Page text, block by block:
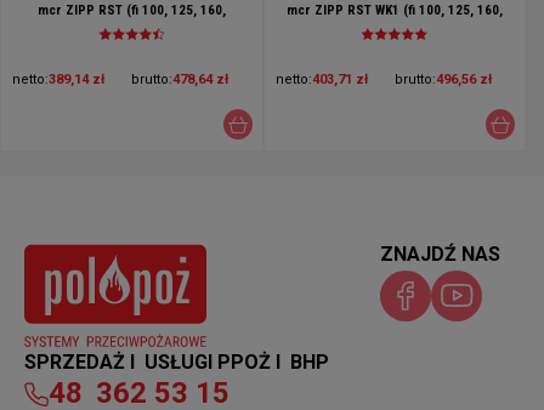
mcr ZIPP RST (fi 100, 125, 160,
200mm)
netto:389,14 zł brutto:478,64 zł
mcr ZIPP RST WK1 (fi 100, 125, 160,
200mm) z wyłącznikiem krańcowym
netto:403,71 zł brutto:496,56 zł
SPRZEDAŻ I USŁUGI PPOŻ I BHP
48 362 53 15
ZNAJDŹ NAS